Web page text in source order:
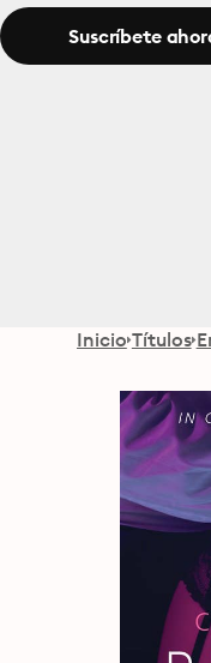
Suscríbete
Inicio Títulos